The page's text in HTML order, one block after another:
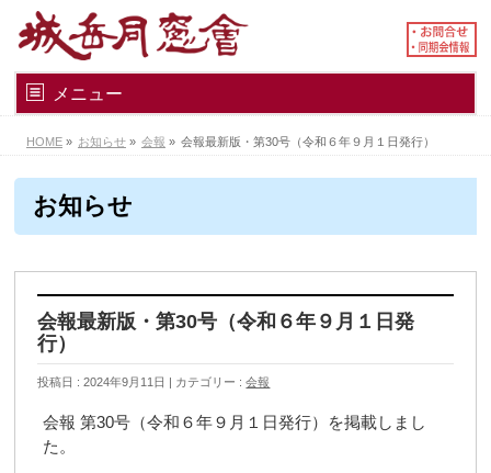
メニュー
HOME » お知らせ » 会報 » 会報最新版・第30号（令和６年９月１日発行）
お知らせ
会報最新版・第30号（令和６年９月１日発
行）
投稿日 : 2024年9月11日 カテゴリー :会報
会報 第30号（令和６年９月１日発行）を掲載しまし
た。